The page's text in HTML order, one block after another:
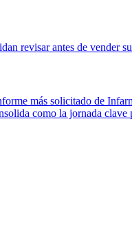
revisar antes de vender
más solicitado de
como la jornada